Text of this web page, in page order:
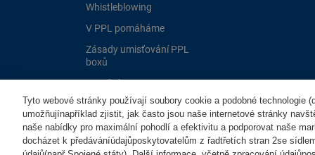
Whistleblowing
V PPL pomáháme
Zásady umisťování PPL
boxů
Dotační programy EU
Tyto webové stránky používají soubory cookie a podobné technologie
umožňujínapříklad zjistit, jak často jsou naše internetové stránky
naše nabídky pro maximální pohodlí a efektivitu a podporovat naše
docházet k předáváníúdajůposkytovatelům z řadtřetích stran 2se